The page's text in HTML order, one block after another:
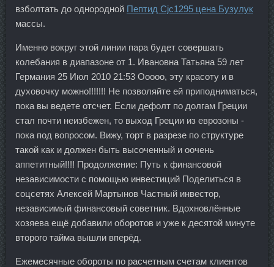
взболтать до однородной Пептид Cjc1295 цена Бузулук
массы.
Именно вокруг этой линии пара будет совершать
колебания в диапазоне от 1. Ивановна Татьяна 59 лет
Германия 25 Июл 2010 21:53 Ооооо, эту красоту и в
духовочку можно!!!!!!! Не позволяйте ей приподниматься,
пока вы ведете отсчет. Если дефолт по долгам Греции
стал почти неизбежен, то выход Греции из еврозоны -
пока под вопросом. Вижу, торт в разрезе по структуре
такой как и должен быть высоченный и оочень
аппетитный!!!! Продолжение: Путь к финансовой
независимости с помощью инвестиций Поделиться в
соцсетях Алексей Мартынов Частный инвестор,
независимый финансовый советник. Вдохновлённые
хозяева ещё добавили оборотов и уже к десятой минуте
второго тайма вышли вперёд.
Ежемесячные обороты по расчетным счетам клиентов